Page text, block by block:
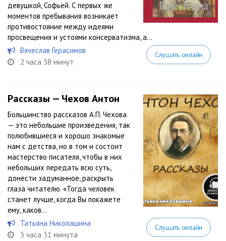
девушкой, Софьей. С первых же
моментов пребывания возникает
противостояние между идеями
просвещения и устоями консерватизма, а...
Вячеслав Герасимов
2 часа 38 минут
Слушать онлайн
Рассказы — Чехов Антон
Большинство рассказов А.П. Чехова
— это небольшие произведения, так
полюбившиеся и хорошо знакомые
нам с детства, но в том и состоит
мастерство писателя, чтобы в них
небольших передать всю суть,
донести задуманное, раскрыть
глаза читателю. «Тогда человек
станет лучше, когда Вы покажете
ему, каков...
Татьяна Николашина
3 часа 31 минута
Слушать онлайн